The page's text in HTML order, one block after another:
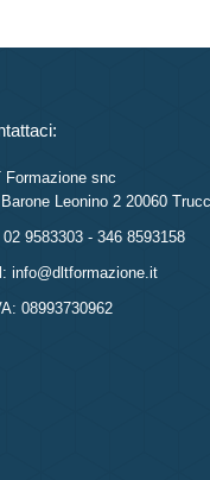
Formazione snc
Leonino 2 20060
02 9583303 - 346 8593158
info@dltformazione.it
08993730962